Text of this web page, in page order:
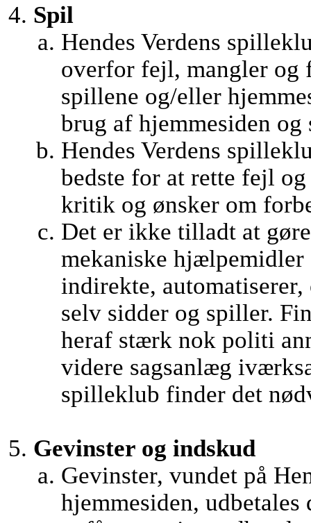
Spil
Hendes Verdens
overfor fejl, mangler og
spillene og/eller
brug af hjemmesiden og
Hendes Verdens
bedste for at rette fejl
kritik og ønsker om
Det er ikke tilladt at
mekaniske hjælpemidler
indirekte,
selv sidder og spiller.
heraf stærk nok politi
videre sagsanlæg
spilleklub finder det
Gevinster og indskud
Gevinster, vundet på
hjemmesiden,